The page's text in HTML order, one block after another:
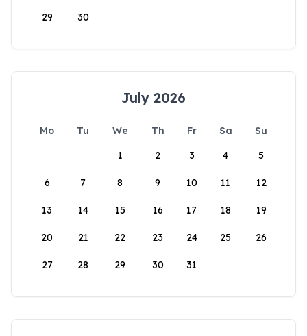
29 30
July 2026
Mo Tu We Th Fr Sa
Su
1
2 3 4 5
6 7 8 9 10 11 12
13 14 15 16 17 18 19
20 21 22 23 24 25 26
27 28 29 30 31